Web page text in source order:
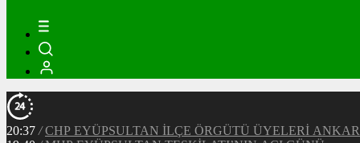
20:37 / CHP EYÜPSULTAN İLÇE ÖRGÜTÜ ÜYELERİ